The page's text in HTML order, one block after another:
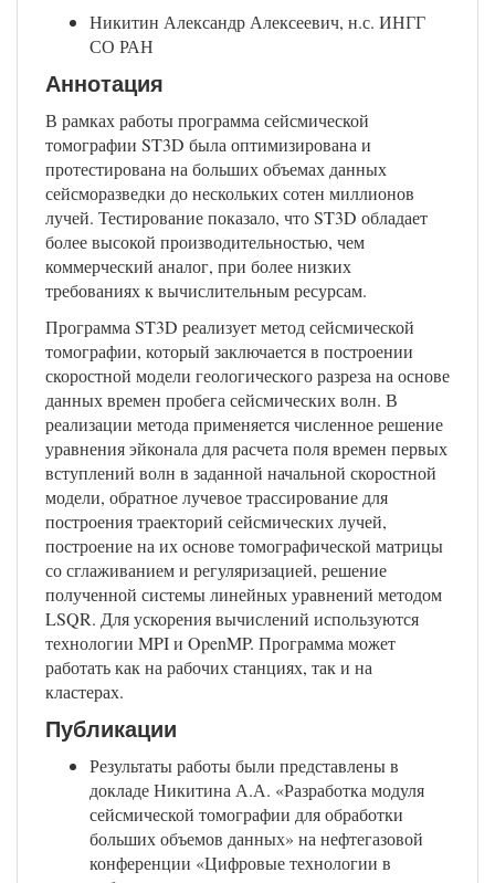
Никитин Александр Алексеевич, н.с. ИНГГ
СО РАН
Аннотация
В рамках работы программа сейсмической
томографии ST3D была оптимизирована и
протестирована на больших объемах данных
сейсморазведки до нескольких сотен миллионов
лучей. Тестирование показало, что ST3D обладает
более высокой производительностью, чем
коммерческий аналог, при более низких
требованиях к вычислительным ресурсам.
Программа ST3D реализует метод сейсмической
томографии, который заключается в построении
скоростной модели геологического разреза на основе
данных времен пробега сейсмических волн. В
реализации метода применяется численное решение
уравнения эйконала для расчета поля времен первых
вступлений волн в заданной начальной скоростной
модели, обратное лучевое трассирование для
построения траекторий сейсмических лучей,
построение на их основе томографической матрицы
со сглаживанием и регуляризацией, решение
полученной системы линейных уравнений методом
LSQR. Для ускорения вычислений используются
технологии MPI и OpenMP. Программа может
работать как на рабочих станциях, так и на
кластерах.
Публикации
Результаты работы были представлены в
докладе Никитина А.А. «Разработка модуля
сейсмической томографии для обработки
больших объемов данных» на нефтегазовой
конференции «Цифровые технологии в